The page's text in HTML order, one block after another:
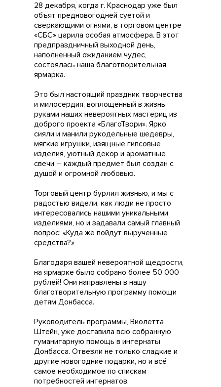
28 декабря, когда г. Краснодар уже был
объят предновогодней суетой и
сверкающими огнями, в торговом центре
«СБС» царила особая атмосфера. В этот
предпраздничный выходной день,
наполненный ожиданием чудес,
состоялась наша благотворительная
ярмарка.
Это был настоящий праздник творчества
и милосердия, воплощенный в жизнь
руками наших невероятных мастериц из
доброго проекта «БлагоТвори». Ярко
сияли и манили рукодельные шедевры,
мягкие игрушки, изящные гипсовые
изделия, уютный декор и ароматные
свечи – каждый предмет был создан с
душой и огромной любовью.
Торговый центр бурлил жизнью, и мы с
радостью видели, как люди не просто
интересовались нашими уникальными
изделиями, но и задавали самый главный
вопрос: «Куда же пойдут вырученные
средства?»
Благодаря вашей невероятной щедрости,
на ярмарке было собрано более 50 000
рублей! Они направлены в нашу
благотворительную программу помощи
детям Донбасса.
Руководитель программы, Виолетта
Штейн, уже доставила всю собранную
гуманитарную помощь в интернаты
Донбасса. Отвезли не только сладкие и
другие новогодние подарки, но и всё
самое необходимое по спискам
потребностей интернатов.